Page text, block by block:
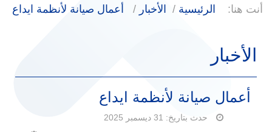
أنت هنا: الرئيسية الأخبار أعمال صيانة لأنظمة ايداع
الأخبار
أعمال صيانة لأنظمة ايداع
حدث بتاريخ: 31 ديسمبر 2025